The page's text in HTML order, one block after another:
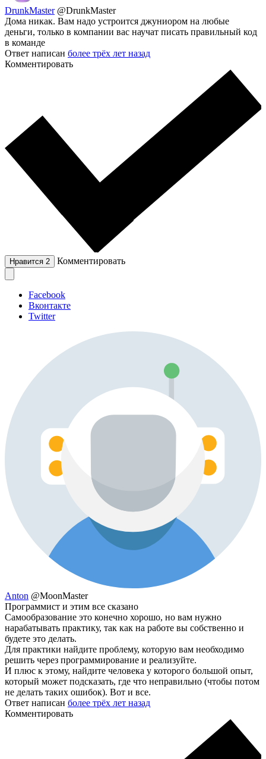
DrunkMaster @DrunkMaster
Дома никак. Вам надо устроится джуниором на любые
деньги, только в компании вас научат писать правильный код
в команде
Ответ написан более трёх лет назад
Комментировать
Нравится 2 Комментировать
Facebook
Вконтакте
Twitter
Anton @MoonMaster
Программист и этим все сказано
Самообразование это конечно хорошо, но вам нужно
нарабатывать практику, так как на работе вы собственно и
будете это делать.
Для практики найдите проблему, которую вам необходимо
решить через программирование и реализуйте.
И плюс к этому, найдите человека у которого большой опыт,
который может подсказать, где что неправильно (чтобы потом
не делать таких ошибок). Вот и все.
Ответ написан более трёх лет назад
Комментировать